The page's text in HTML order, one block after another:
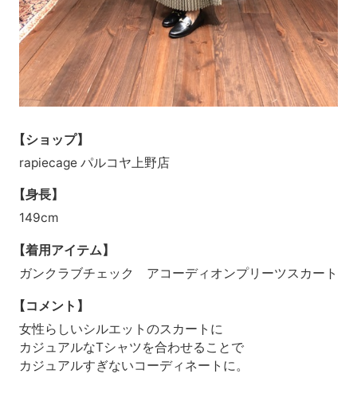
【ショップ】
rapiecage パルコヤ上野店
【身長】
149cm
【着用アイテム】
ガンクラブチェック アコーディオンプリーツスカート
【コメント】
女性らしいシルエットのスカートに
カジュアルなTシャツを合わせることで
カジュアルすぎないコーディネートに。